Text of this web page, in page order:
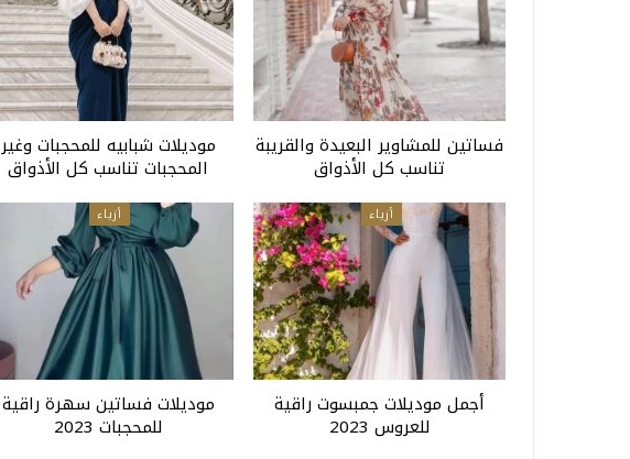
فساتين للمشاوير البعيدة والقريبة
تناسب كل الأذواق
موديلات شبابيه للمحجبات وغير
المحجبات تناسب كل الأذواق
أزياء
أجمل موديلات جمبسوت راقية
للعروس 2023
أزياء
موديلات فساتين سهرة راقية
للمحجبات 2023